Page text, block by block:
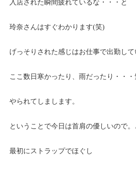
入店された瞬間疲れているな・・・と
玲奈さんはすぐわかります(笑)
げっそりされた感じはお仕事で出勤して
ここ数日寒かったり、雨だったり・・
やられてしまします。
ということで今日は首肩の優しいので。
最初にストラップでほぐし